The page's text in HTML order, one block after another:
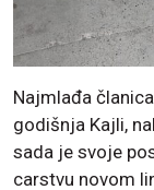
Najmlađa
godišnja Kajli,
sada je svoje
carstvu novom